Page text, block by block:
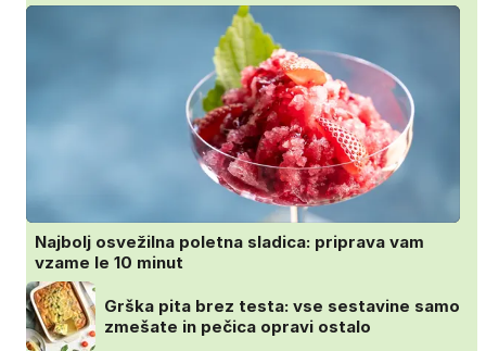
Najbolj osvežilna poletna sladica: priprava vam
vzame le 10 minut
Grška pita brez testa: vse sestavine samo
zmešate in pečica opravi ostalo